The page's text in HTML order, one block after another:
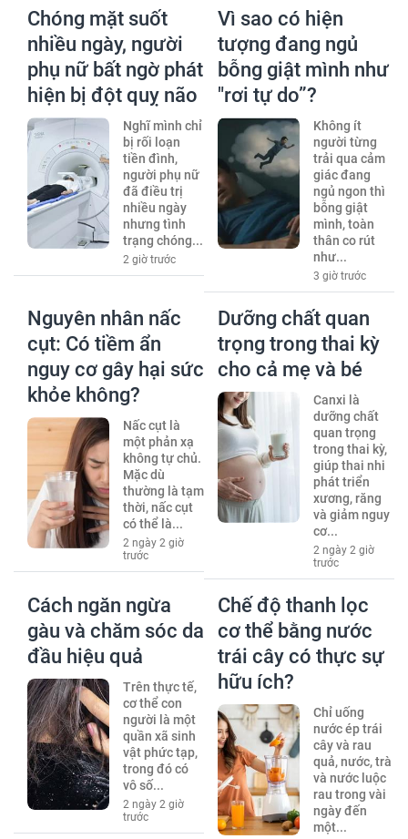
Chóng mặt suốt
nhiều ngày, người
phụ nữ bất ngờ phát
hiện bị đột quỵ não
Nghĩ mình chỉ
bị rối loạn
tiền đình,
người phụ nữ
đã điều trị
nhiều ngày
nhưng tình
trạng chóng...
2 giờ trước
Vì sao có hiện
tượng đang ngủ
bỗng giật mình như
"rơi tự do”?
Không ít
người từng
trải qua cảm
giác đang
ngủ ngon thì
bỗng giật
mình, toàn
thân co rút
như...
3 giờ trước
Nguyên nhân nấc
cụt: Có tiềm ẩn
nguy cơ gây hại sức
khỏe không?
Nấc cụt là
một phản xạ
không tự chủ.
Mặc dù
thường là tạm
thời, nấc cụt
có thể là...
2 ngày 2 giờ
trước
Dưỡng chất quan
trọng trong thai kỳ
cho cả mẹ và bé
Canxi là
dưỡng chất
quan trọng
trong thai kỳ,
giúp thai nhi
phát triển
xương, răng
và giảm nguy
cơ...
2 ngày 2 giờ
trước
Cách ngăn ngừa
gàu và chăm sóc da
đầu hiệu quả
Trên thực tế,
cơ thể con
người là một
quần xã sinh
vật phức tạp,
trong đó có
vô số...
2 ngày 2 giờ
trước
Chế độ thanh lọc
cơ thể bằng nước
trái cây có thực sự
hữu ích?
Chỉ uống
nước ép trái
cây và rau
quả, nước, trà
và nước luộc
rau trong vài
ngày đến
một...